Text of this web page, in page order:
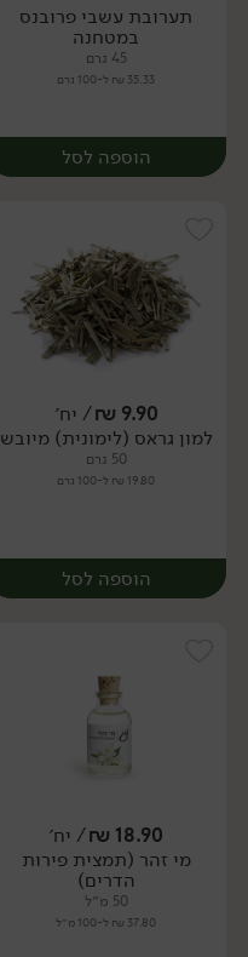
יח׳
תערובת עשבי פרובנס
במטחנה
45 גרם
35.33 ₪ ל-100 גרם
הוספה לסל
יח׳
9.90
₪/ יח׳
למון גראס (לימונית) מיובש
50 גרם
19.80 ₪ ל-100 גרם
הוספה לסל
יח׳
18.90
₪/ יח׳
מי זהר (תמצית פירות
הדרים)
50 מ״ל
37.80 ₪ ל-100 מ״ל